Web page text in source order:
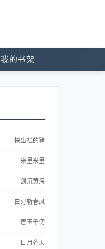
我的书架
快出栏的猪
米里米里
剑沉黄海
白刃斩春风
碧玉千仞
日月齐天